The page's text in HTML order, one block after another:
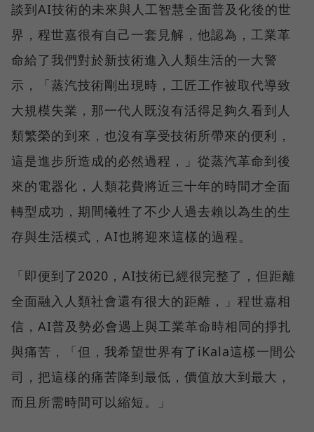
談到AI技術的未來與人工智慧全面普及化後的世
界，程世嘉很有自己一套見解，他認為，工業革
命給了我們對於新技術進入人類生活的一大警
示，「蒸汽技術剛出現時，工匠工作被取代導致
大規模失業，那一代人既沒有活得足夠久看到人
類繁榮的到來，也沒有享受技術所帶來的便利，
這是進步所造成的必然過程，」從蒸汽革命到後
來的電器化，人類花費將近三十年的時間才全面
轉型成功，期間犧牲了不少人過去賴以為生的生
存與生活模式，AI也將迎來這樣的過程。
「即便到了2020，AI技術已經很完整了，但距離
全面融入人類社會還有很大的距離，」程世嘉相
信，AI普及勢必會遇上與工業革命時相同的掙扎
與痛苦，「但，我希望世界有了iKala這樣一間公
司，把這樣的痛苦降到最低，價值放大到最大，
而且所需時間可以縮短。」